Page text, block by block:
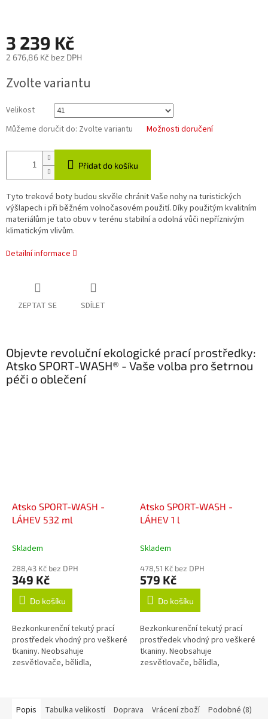
3 239 Kč
2 676,86 Kč bez DPH
cena:
Zvolte variantu
Velikost
Můžeme doručit do: Zvolte variantu Možnosti doručení
Přidat do košíku
Tyto trekové boty budou skvěle chránit Vaše nohy na turistických
výšlapech i při běžném volnočasovém použití. Díky použitým kvalitním
materiálům je tato obuv v terénu stabilní a odolná vůči nepříznivým
klimatickým vlivům.
Detailní informace
ZEPTAT SE SDÍLET
Objevte revoluční ekologické prací prostředky:
Atsko SPORT-WASH® - Vaše volba pro šetrnou
péči o oblečení
Atsko SPORT-WASH -
LÁHEV 532 ml
Skladem
288,43 Kč bez DPH
349 Kč
Do košíku
Bezkonkurenční tekutý prací
prostředek vhodný pro veškeré
tkaniny. Neobsahuje
zesvětlovače, bělidla,
Atsko SPORT-WASH -
LÁHEV 1 l
Skladem
478,51 Kč bez DPH
579 Kč
Do košíku
Bezkonkurenční tekutý prací
prostředek vhodný pro veškeré
tkaniny. Neobsahuje
zesvětlovače, bělidla,
Popis
Tabulka velikostí Doprava Vrácení zboží Podobné (8)